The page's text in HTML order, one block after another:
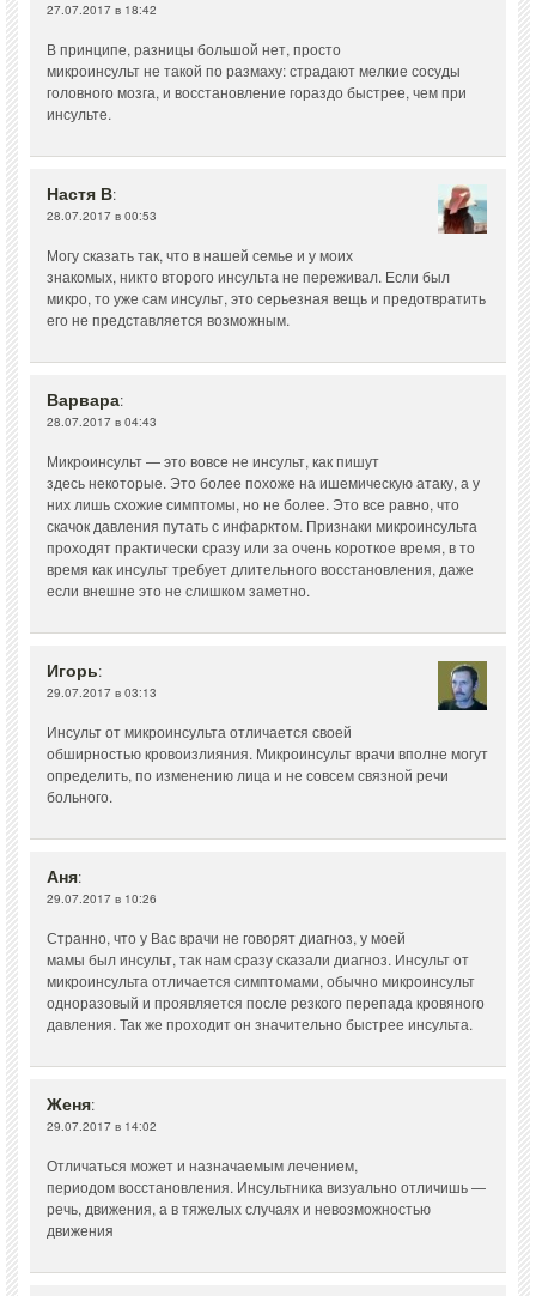
27.07.2017 в 18:42
В принципе, разницы большой нет, просто
микроинсульт не такой по размаху: страдают мелкие сосуды
головного мозга, и восстановление гораздо быстрее, чем при
инсульте.
Настя В:
28.07.2017 в 00:53
Могу сказать так, что в нашей семье и у моих
знакомых, никто второго инсульта не переживал. Если был
микро, то уже сам инсульт, это серьезная вещь и предотвратить
его не представляется возможным.
Варвара:
28.07.2017 в 04:43
Микроинсульт — это вовсе не инсульт, как пишут
здесь некоторые. Это более похоже на ишемическую атаку, а у
них лишь схожие симптомы, но не более. Это все равно, что
скачок давления путать с инфарктом. Признаки микроинсульта
проходят практически сразу или за очень короткое время, в то
время как инсульт требует длительного восстановления, даже
если внешне это не слишком заметно.
Игорь:
29.07.2017 в 03:13
Инсульт от микроинсульта отличается своей
обширностью кровоизлияния. Микроинсульт врачи вполне могут
определить, по изменению лица и не совсем связной речи
больного.
Аня:
29.07.2017 в 10:26
Странно, что у Вас врачи не говорят диагноз, у моей
мамы был инсульт, так нам сразу сказали диагноз. Инсульт от
микроинсульта отличается симптомами, обычно микроинсульт
одноразовый и проявляется после резкого перепада кровяного
давления. Так же проходит он значительно быстрее инсульта.
Женя:
29.07.2017 в 14:02
Отличаться может и назначаемым лечением,
периодом восстановления. Инсультника визуально отличишь —
речь, движения, а в тяжелых случаях и невозможностью
движения